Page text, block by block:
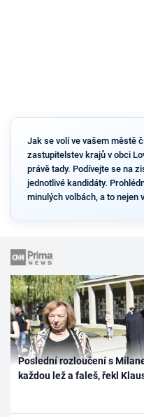
Jak se volí ve vašem městě
zastupitelstev krajů v obci
právě tady. Podívejte se na
jednotlivé kandidáty.
minulých volbách, a to nejen
Poslední rozloučení s
každou lež a faleš, řekl